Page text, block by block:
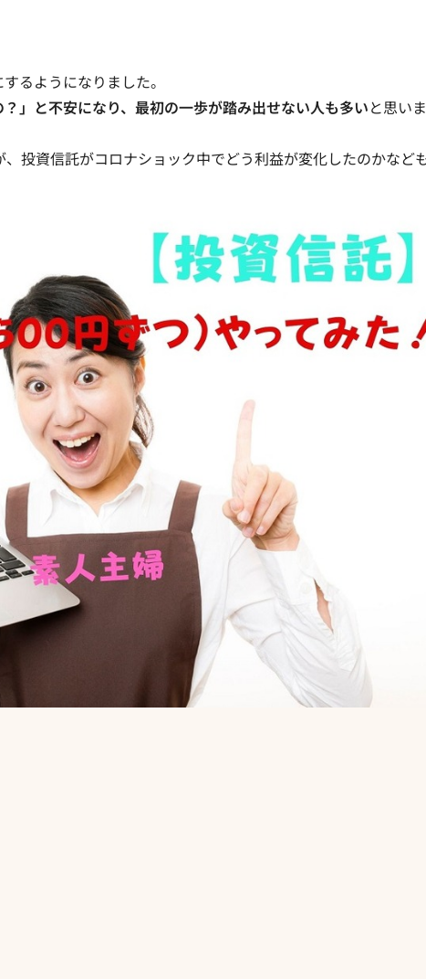
るようになりました。
」と不安になり、最初の一歩が踏み出せない人も多いと思いま
投資信託がコロナショック中でどう利益が変化したのかなど